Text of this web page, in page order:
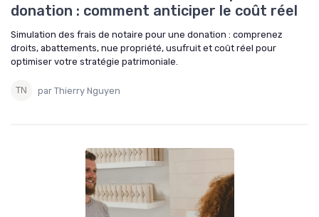
donation : comment anticiper le coût réel
Simulation des frais de notaire pour une donation : comprenez
droits, abattements, nue propriété, usufruit et coût réel pour
optimiser votre stratégie patrimoniale.
par Thierry Nguyen